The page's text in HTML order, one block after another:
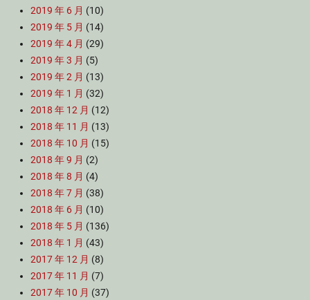
2019 年 6 月 (10)
2019 年 5 月 (14)
2019 年 4 月 (29)
2019 年 3 月 (5)
2019 年 2 月 (13)
2019 年 1 月 (32)
2018 年 12 月 (12)
2018 年 11 月 (13)
2018 年 10 月 (15)
2018 年 9 月 (2)
2018 年 8 月 (4)
2018 年 7 月 (38)
2018 年 6 月 (10)
2018 年 5 月 (136)
2018 年 1 月 (43)
2017 年 12 月 (8)
2017 年 11 月 (7)
2017 年 10 月 (37)